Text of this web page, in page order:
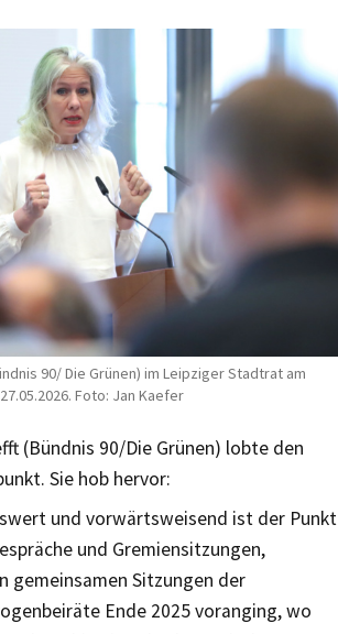
90/ Die Grünen) im Leipziger Stadtrat am
27.05.2026. Foto: Jan Kaefer
(Bündnis 90/Die Grünen) lobte den
Sie hob hervor:
und vorwärtsweisend ist der Punkt
und Gremiensitzungen,
gemeinsamen Sitzungen der
Ende 2025 voranging, wo